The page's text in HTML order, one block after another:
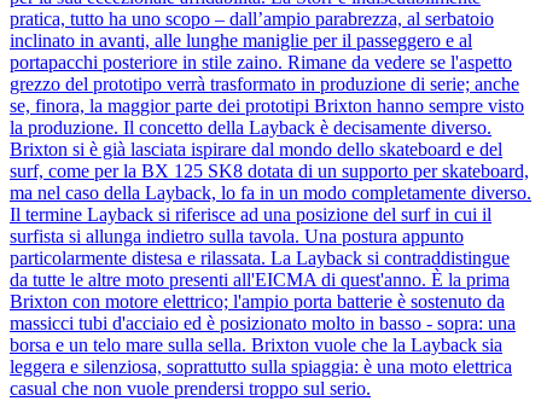
pratica, tutto ha uno scopo – dall’ampio parabrezza, al serbatoio
inclinato in avanti, alle lunghe maniglie per il passeggero e al
portapacchi posteriore in stile zaino. Rimane da vedere se l'aspetto
grezzo del prototipo verrà trasformato in produzione di serie; anche
se, finora, la maggior parte dei prototipi Brixton hanno sempre visto
la produzione. Il concetto della Layback è decisamente diverso.
Brixton si è già lasciata ispirare dal mondo dello skateboard e del
surf, come per la BX 125 SK8 dotata di un supporto per skateboard,
ma nel caso della Layback, lo fa in un modo completamente diverso.
Il termine Layback si riferisce ad una posizione del surf in cui il
surfista si allunga indietro sulla tavola. Una postura appunto
particolarmente distesa e rilassata. La Layback si contraddistingue
da tutte le altre moto presenti all'EICMA di quest'anno. È la prima
Brixton con motore elettrico; l'ampio porta batterie è sostenuto da
massicci tubi d'acciaio ed è posizionato molto in basso - sopra: una
borsa e un telo mare sulla sella. Brixton vuole che la Layback sia
leggera e silenziosa, soprattutto sulla spiaggia: è una moto elettrica
casual che non vuole prendersi troppo sul serio.